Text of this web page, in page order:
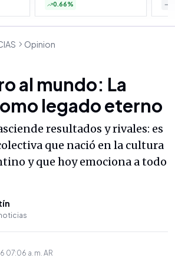
0.66%
Opinion
al mundo: La
legado eterno
resultados y rivales: es
que nació en la cultura
y que hoy emociona a todo
07:06 a. m.AR